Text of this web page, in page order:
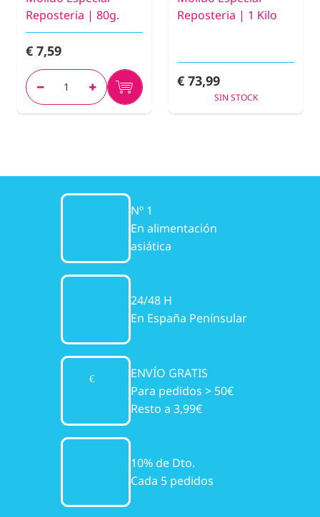
Reposteria | 80g.
€ 7,59
Reposteria | 1 Kilo
€ 73,99
SIN STOCK
Nº 1
En alimentación
asiática
24/48 H
En España Penínsular
ENVÍO GRATIS
Para pedidos > 50€
Resto a 3,99€
10% de Dto.
Cada 5 pedidos